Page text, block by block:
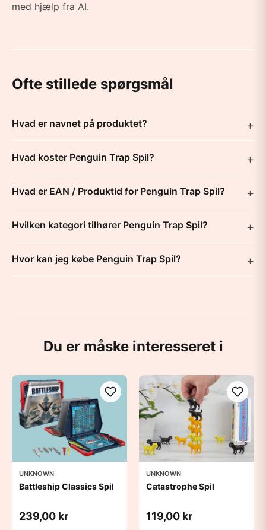
med hjælp fra AI.
Ofte stillede spørgsmål
Hvad er navnet på produktet?
Hvad koster Penguin Trap Spil?
Hvad er EAN / Produktid for Penguin Trap Spil?
Hvilken kategori tilhører Penguin Trap Spil?
Hvor kan jeg købe Penguin Trap Spil?
Du er måske interesseret i
UNKNOWN
Battleship Classics Spil
239,00 kr
UNKNOWN
Catastrophe Spil
119,00 kr